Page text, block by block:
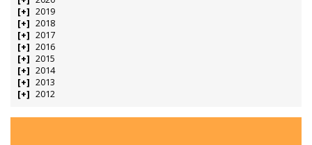
2019
2018
2017
2016
2015
2014
2013
2012